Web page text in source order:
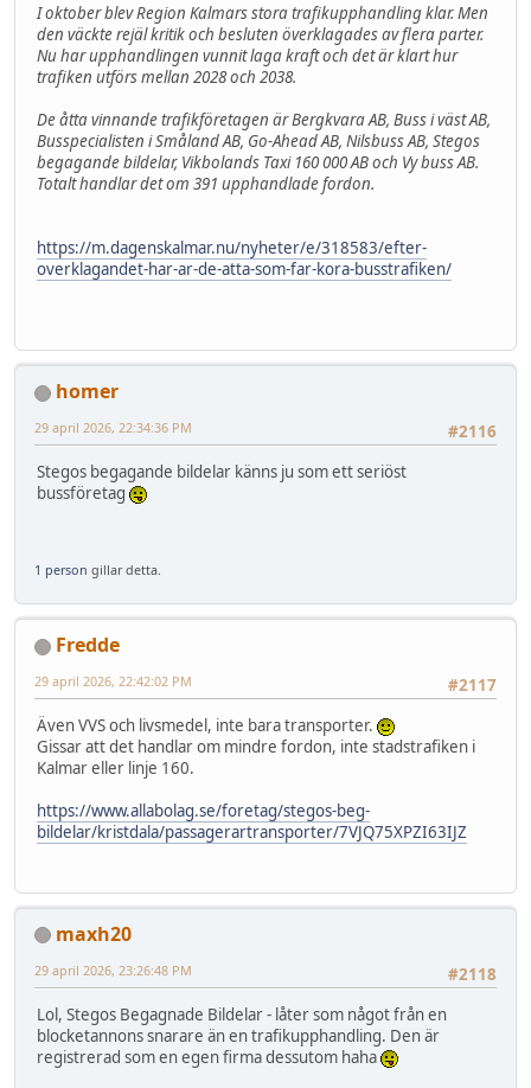
I oktober blev Region Kalmars stora trafikupphandling klar. Men
den väckte rejäl kritik och besluten överklagades av flera parter.
Nu har upphandlingen vunnit laga kraft och det är klart hur
trafiken utförs mellan 2028 och 2038.
De åtta vinnande trafikföretagen är Bergkvara AB, Buss i väst AB,
Busspecialisten i Småland AB, Go-Ahead AB, Nilsbuss AB, Stegos
begagande bildelar, Vikbolands Taxi 160 000 AB och Vy buss AB.
Totalt handlar det om 391 upphandlade fordon.
https://m.dagenskalmar.nu/nyheter/e/318583/efter-
overklagandet-har-ar-de-atta-som-far-kora-busstrafiken/
homer
#2116
29 april 2026, 22:34:36 PM
Stegos begagande bildelar känns ju som ett seriöst
bussföretag
1 person gillar detta.
Fredde
#2117
29 april 2026, 22:42:02 PM
Även VVS och livsmedel, inte bara transporter.
Gissar att det handlar om mindre fordon, inte stadstrafiken i
Kalmar eller linje 160.
https://www.allabolag.se/foretag/stegos-beg-
bildelar/kristdala/passagerartransporter/7VJQ75XPZI63IJZ
maxh20
#2118
29 april 2026, 23:26:48 PM
Lol, Stegos Begagnade Bildelar - låter som något från en
blocketannons snarare än en trafikupphandling. Den är
registrerad som en egen firma dessutom haha